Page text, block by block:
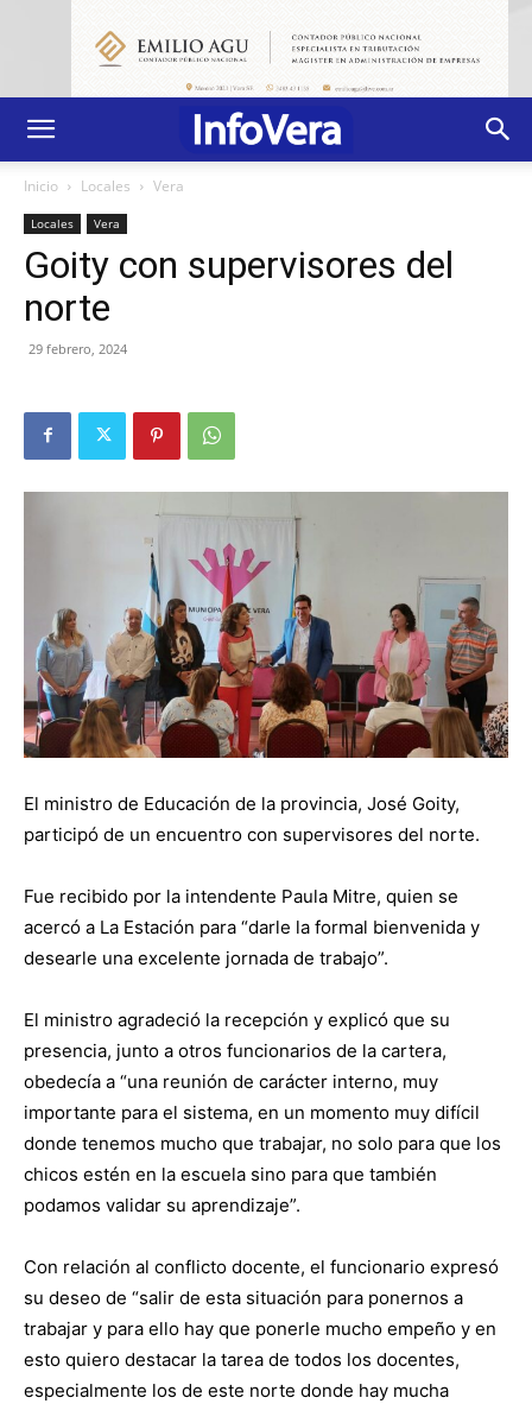
Inicio Locales Vera
Locales Vera
Goity con supervisores del
norte
29 febrero, 2024
El ministro de Educación de la provincia, José Goity,
participó de un encuentro con supervisores del norte.
Fue recibido por la intendente Paula Mitre, quien se
acercó a La Estación para “darle la formal bienvenida y
desearle una excelente jornada de trabajo”.
El ministro agradeció la recepción y explicó que su
presencia, junto a otros funcionarios de la cartera,
obedecía a “una reunión de carácter interno, muy
importante para el sistema, en un momento muy difícil
donde tenemos mucho que trabajar, no solo para que los
chicos estén en la escuela sino para que también
podamos validar su aprendizaje”.
Con relación al conflicto docente, el funcionario expresó
su deseo de “salir de esta situación para ponernos a
trabajar y para ello hay que ponerle mucho empeño y en
esto quiero destacar la tarea de todos los docentes,
especialmente los de este norte donde hay mucha